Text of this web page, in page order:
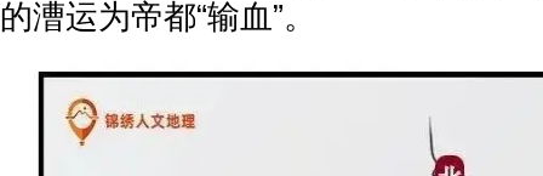
的漕运为帝都“输血”。